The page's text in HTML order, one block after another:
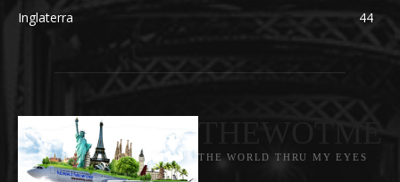
Inglaterra
44
THE WORLD THRU MY EYES